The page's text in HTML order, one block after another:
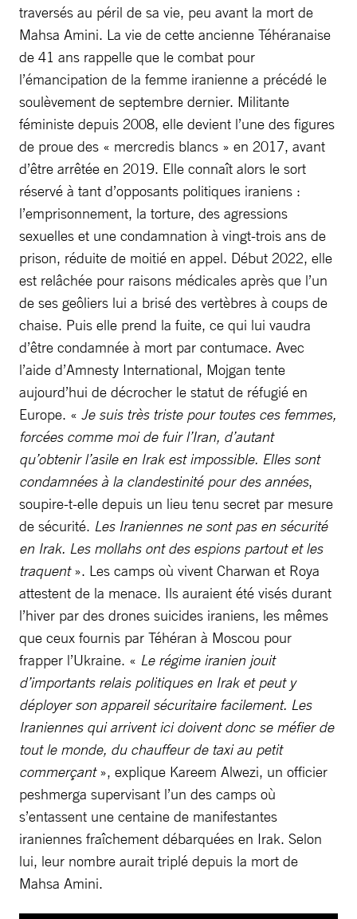
traversés au péril de sa vie, peu avant la mort de
Mahsa Amini. La vie de cette ancienne Téhéranaise
de 41 ans rappelle que le combat pour
l’émancipation de la femme iranienne a précédé le
soulèvement de septembre dernier. Militante
féministe depuis 2008, elle devient l’une des figures
de proue des « mercredis blancs » en 2017, avant
d’être arrêtée en 2019. Elle connaît alors le sort
réservé à tant d’opposants politiques iraniens :
l’emprisonnement, la torture, des agressions
sexuelles et une condamnation à vingt-trois ans de
prison, réduite de moitié en appel. Début 2022, elle
est relâchée pour raisons médicales après que l’un
de ses geôliers lui a brisé des vertèbres à coups de
chaise. Puis elle prend la fuite, ce qui lui vaudra
d’être condamnée à mort par contumace. Avec
l’aide d’Amnesty International, Mojgan tente
aujourd’hui de décrocher le statut de réfugié en
Europe. « Je suis très triste pour toutes ces femmes,
forcées comme moi de fuir l’Iran, d’autant
qu’obtenir l’asile en Irak est impossible. Elles sont
condamnées à la clandestinité pour des années,
soupire-t-elle depuis un lieu tenu secret par mesure
de sécurité. Les Iraniennes ne sont pas en sécurité
en Irak. Les mollahs ont des espions partout et les
traquent». Les camps où vivent Charwan et Roya
attestent de la menace. Ils auraient été visés durant
l’hiver par des drones suicides iraniens, les mêmes
que ceux fournis par Téhéran à Moscou pour
frapper l’Ukraine. « Le régime iranien jouit
d’importants relais politiques en Irak et peut y
déployer son appareil sécuritaire facilement. Les
Iraniennes qui arrivent ici doivent donc se méfier de
tout le monde, du chauffeur de taxi au petit
commerçant», explique Kareem Alwezi, un officier
peshmerga supervisant l’un des camps où
s’entassent une centaine de manifestantes
iraniennes fraîchement débarquées en Irak. Selon
lui, leur nombre aurait triplé depuis la mort de
Mahsa Amini.